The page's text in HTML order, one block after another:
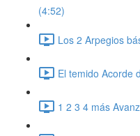
(4:52)
Los 2 Arpegios
El temido Acorde
1 2 3 4 más